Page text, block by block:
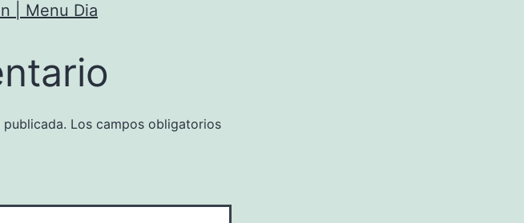
| Menu Dia
Los campos obligatorios